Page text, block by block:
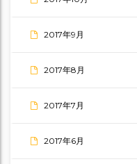
2017年9月
2017年8月
2017年7月
2017年6月